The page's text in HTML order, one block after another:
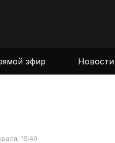
эфир Новости
15:40